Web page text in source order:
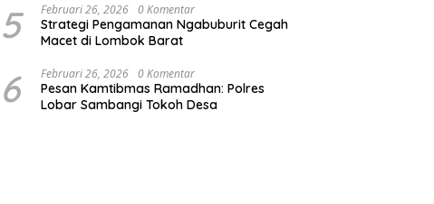
5 Februari 26, 2026 0 Komentar
Strategi Pengamanan Ngabuburit Cegah
Macet di Lombok Barat
6 Februari 26, 2026 0 Komentar
Pesan Kamtibmas Ramadhan: Polres
Lobar Sambangi Tokoh Desa